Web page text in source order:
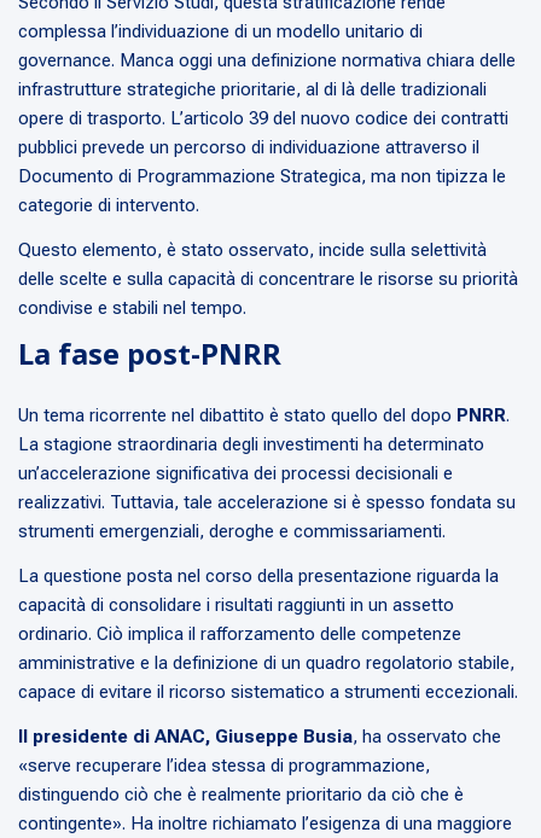
complessa l’individuazione di un modello unitario di
governance. Manca oggi una definizione normativa chiara delle
infrastrutture strategiche prioritarie, al di là delle tradizionali
opere di trasporto. L’articolo 39 del nuovo codice dei contratti
pubblici prevede un percorso di individuazione attraverso il
Documento di Programmazione Strategica, ma non tipizza le
categorie di intervento.
Questo elemento, è stato osservato, incide sulla selettività
delle scelte e sulla capacità di concentrare le risorse su priorità
condivise e stabili nel tempo.
La fase post-PNRR
Un tema ricorrente nel dibattito è stato quello del dopo PNRR.
La stagione straordinaria degli investimenti ha determinato
un’accelerazione significativa dei processi decisionali e
realizzativi. Tuttavia, tale accelerazione si è spesso fondata su
strumenti emergenziali, deroghe e commissariamenti.
La questione posta nel corso della presentazione riguarda la
capacità di consolidare i risultati raggiunti in un assetto
ordinario. Ciò implica il rafforzamento delle competenze
amministrative e la definizione di un quadro regolatorio stabile,
capace di evitare il ricorso sistematico a strumenti eccezionali.
Il presidente di ANAC, Giuseppe Busia, ha osservato che
«serve recuperare l’idea stessa di programmazione,
distinguendo ciò che è realmente prioritario da ciò che è
contingente». Ha inoltre richiamato l’esigenza di una maggiore